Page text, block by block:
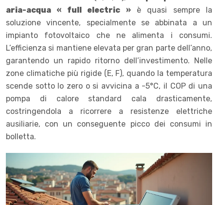
aria-acqua « full electric »è quasi sempre la
soluzione vincente, specialmente se abbinata a un
impianto fotovoltaico che ne alimenta i consumi.
L’efficienza si mantiene elevata per gran parte dell’anno,
garantendo un rapido ritorno dell’investimento. Nelle
zone climatiche più rigide (E, F), quando la temperatura
scende sotto lo zero o si avvicina a -5°C, il COP di una
pompa di calore standard cala drasticamente,
costringendola a ricorrere a resistenze elettriche
ausiliarie, con un conseguente picco dei consumi in
bolletta.